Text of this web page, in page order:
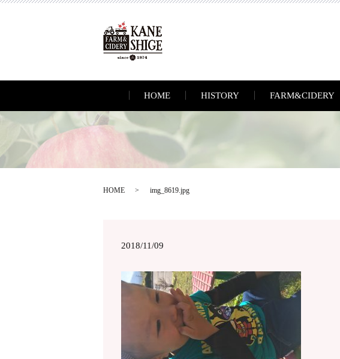
HOME HISTORY FARM&CIDERY
HOME img_8619.jpg
2018/11/09